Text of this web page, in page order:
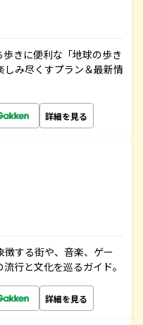
きに便利な「地球の歩き
み尽くすプラン＆最新情
詳細を見る
する街や、音楽、ゲー
行と文化を巡るガイド。
詳細を見る